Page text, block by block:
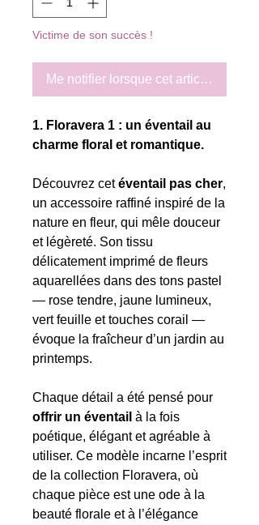
Victime de son succès !
Me notifier lorsque cet article est
1. Floravera 1 : un éventail au
charme floral et romantique.
Découvrez cetéventail pas cher,
un accessoire raffiné inspiré de la
nature en fleur, qui mêle douceur
et légèreté. Son tissu
délicatement imprimé de fleurs
aquarellées dans des tons pastel
— rose tendre, jaune lumineux,
vert feuille et touches corail —
évoque la fraîcheur d’un jardin au
printemps.
Chaque détail a été pensé pour
offrir un éventail à la fois
poétique, élégant et agréable à
utiliser. Ce modèle incarne l’esprit
de la collection Floravera, où
chaque pièce est une ode à la
beauté florale et à l’élégance